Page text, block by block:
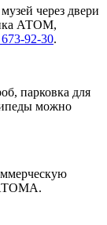
через двери
АТОМ,
92-30.
парковка для
можно
АТОМА.